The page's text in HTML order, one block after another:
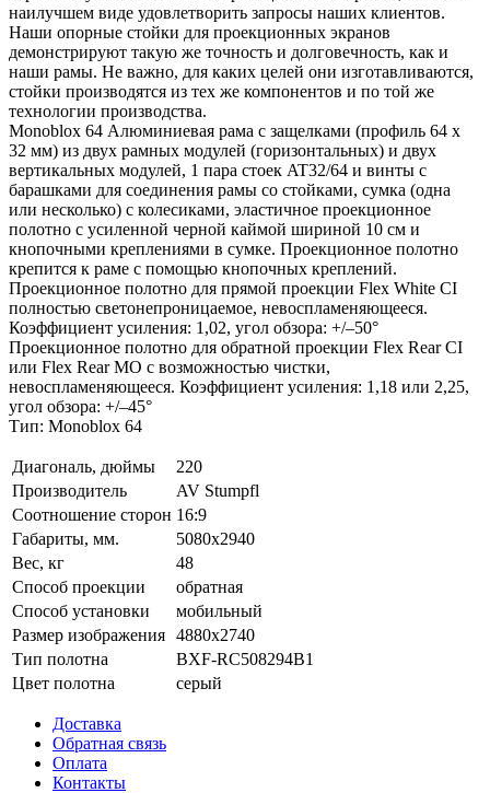
наилучшем виде удовлетворить запросы наших клиентов.
Наши опорные стойки для проекционных экранов
демонстрируют такую же точность и долговечность, как и
наши рамы. Не важно, для каких целей они изготавливаются,
стойки производятся из тех же компонентов и по той же
технологии производства.
Monoblox 64 Алюминиевая рама с защелками (профиль 64 x
32 мм) из двух рамных модулей (горизонтальных) и двух
вертикальных модулей, 1 пара стоек AT32/64 и винты с
барашками для соединения рамы со стойками, сумка (одна
или несколько) с колесиками, эластичное проекционное
полотно с усиленной черной каймой шириной 10 см и
кнопочными креплениями в сумке. Проекционное полотно
крепится к раме с помощью кнопочных креплений.
Проекционное полотно для прямой проекции Flex White CI
полностью светонепроницаемое, невоспламеняющееся.
Коэффициент усиления: 1,02, угол обзора: +/–50°
Проекционное полотно для обратной проекции Flex Rear CI
или Flex Rear MO с возможностью чистки,
невоспламеняющееся. Коэффициент усиления: 1,18 или 2,25,
угол обзора: +/–45°
Тип: Monoblox 64
Диагональ, дюймы
220
Производитель
AV Stumpfl
Соотношение сторон 16:9
Габариты, мм.
5080x2940
Вес, кг
48
Способ проекции
обратная
Способ установки
мобильный
Размер изображения 4880x2740
Тип полотна
BXF-RC508294B1
Цвет полотна
серый
Доставка
Обратная связь
Оплата
Контакты